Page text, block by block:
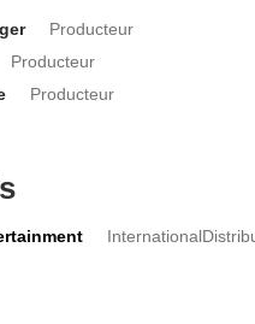
Producteur
Producteur
Producteur